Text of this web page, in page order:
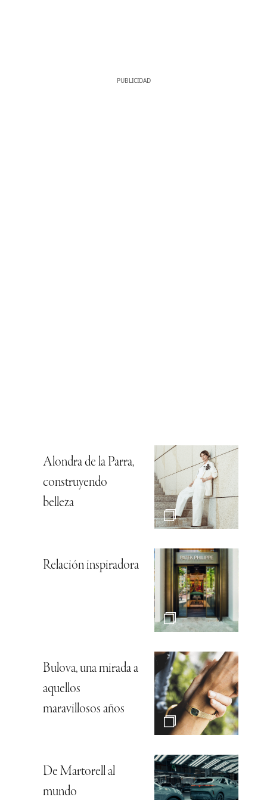
Alondra de la Parra,
construyendo
belleza
Relación inspiradora
Bulova, una mirada a
aquellos
maravillosos años
De Martorell al
mundo